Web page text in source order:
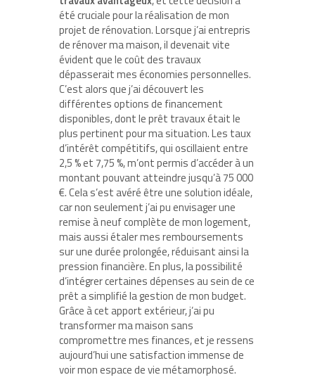
été cruciale pour la réalisation de mon
projet de rénovation. Lorsque j’ai entrepris
de rénover ma maison, il devenait vite
évident que le coût des travaux
dépasserait mes économies personnelles.
C’est alors que j’ai découvert les
différentes options de financement
disponibles, dont le prêt travaux était le
plus pertinent pour ma situation. Les taux
d’intérêt compétitifs, qui oscillaient entre
2,5 % et 7,75 %, m’ont permis d’accéder à un
montant pouvant atteindre jusqu’à 75 000
€. Cela s’est avéré être une solution idéale,
car non seulement j’ai pu envisager une
remise à neuf complète de mon logement,
mais aussi étaler mes remboursements
sur une durée prolongée, réduisant ainsi la
pression financière. En plus, la possibilité
d’intégrer certaines dépenses au sein de ce
prêt a simplifié la gestion de mon budget.
Grâce à cet apport extérieur, j’ai pu
transformer ma maison sans
compromettre mes finances, et je ressens
aujourd’hui une satisfaction immense de
voir mon espace de vie métamorphosé.